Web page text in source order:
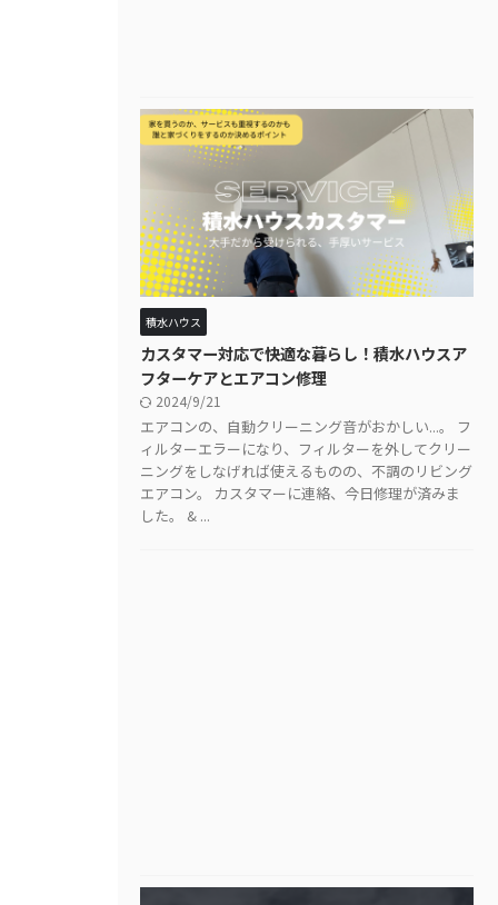
積水ハウス
カスタマー対応で快適な暮らし！積水ハウスア
フターケアとエアコン修理
2024/9/21
エアコンの、自動クリーニング音がおかしい...。 フ
ィルターエラーになり、フィルターを外してクリー
ニングをしなげれば使えるものの、不調のリビング
エアコン。 カスタマーに連絡、今日修理が済みま
した。 & ...